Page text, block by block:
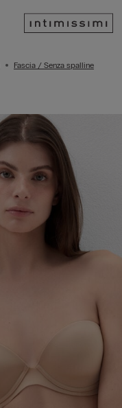
Fascia / Senza spalline